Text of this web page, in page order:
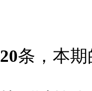
20条，本期